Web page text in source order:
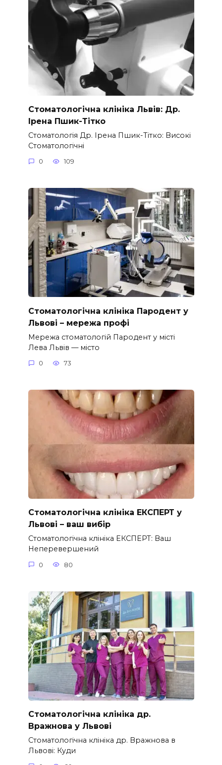
Стоматологічна клініка Львів: Др.
Ірена Пшик-Тітко
Стоматологія Др. Ірена Пшик-Тітко: Високі
Стоматологічні
0 109
Стоматологічна клініка Пародент у
Львові – мережа профі
Мережа стоматологій Пародент у місті
Лева Львів — місто
0 73
Стоматологічна клініка ЕКСПЕРТ у
Львові – ваш вибір
Стоматологічна клініка ЕКСПЕРТ: Ваш
Неперевершений
0 80
Стоматологічна клініка др.
Вражнова у Львові
Стоматологічна клініка др. Вражнова в
Львові: Куди